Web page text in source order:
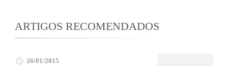
ARTIGOS RECOMENDADOS
26/01/2015